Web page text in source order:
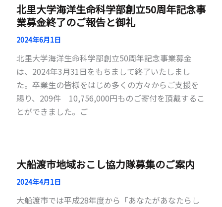
北里大学海洋生命科学部創立50周年記念事
業募金終了のご報告と御礼
2024年6月1日
北里大学海洋生命科学部創立50周年記念事業募金
は、2024年3月31日をもちまして終了いたしまし
た。卒業生の皆様をはじめ多くの方々からご支援を
賜り、209件 10,756,000円ものご寄付を頂戴するこ
とができました。ご
大船渡市地域おこし協力隊募集のご案内
2024年4月1日
大船渡市では平成28年度から「あなたがあなたらし